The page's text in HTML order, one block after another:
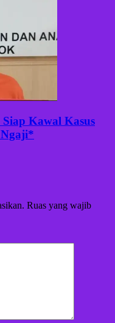
Kawal Kasus
Ruas yang wajib